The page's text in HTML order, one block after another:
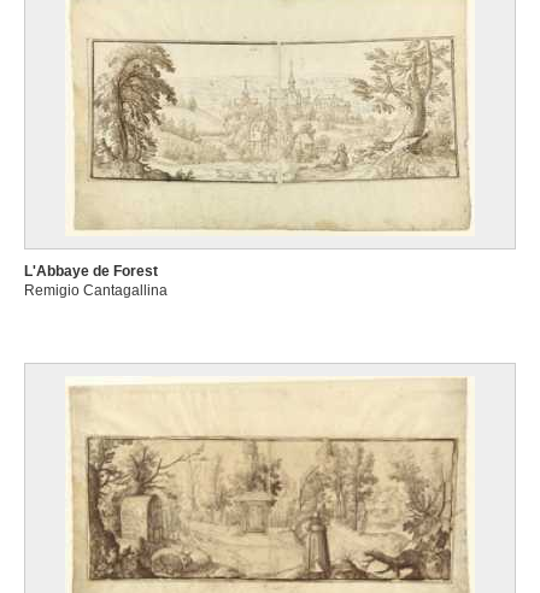
L'Abbaye de Forest
Remigio Cantagallina